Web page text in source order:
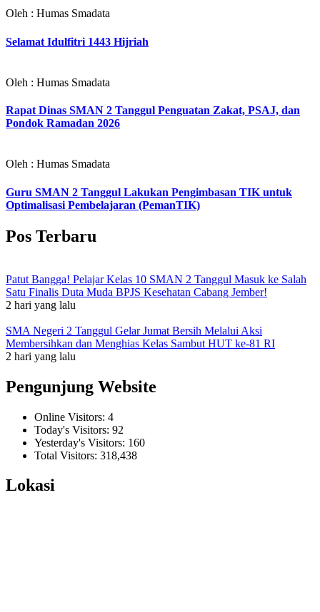
Oleh : Humas Smadata
Selamat Idulfitri 1443 Hijriah
Oleh : Humas Smadata
Rapat Dinas SMAN 2 Tanggul Penguatan Zakat, PSAJ, dan
Pondok Ramadan 2026
Oleh : Humas Smadata
Guru SMAN 2 Tanggul Lakukan Pengimbasan TIK untuk
Optimalisasi Pembelajaran (PemanTIK)
Pos Terbaru
Patut Bangga! Pelajar Kelas 10 SMAN 2 Tanggul Masuk ke Salah
Satu Finalis Duta Muda BPJS Kesehatan Cabang Jember!
2 hari yang lalu
SMA Negeri 2 Tanggul Gelar Jumat Bersih Melalui Aksi
Membersihkan dan Menghias Kelas Sambut HUT ke-81 RI
2 hari yang lalu
Pengunjung Website
Online Visitors: 4
Today's Visitors: 92
Yesterday's Visitors: 160
Total Visitors: 318,438
Lokasi